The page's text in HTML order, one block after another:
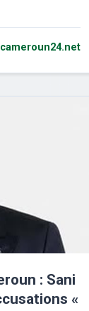
cameroun24.net
: Sani
«